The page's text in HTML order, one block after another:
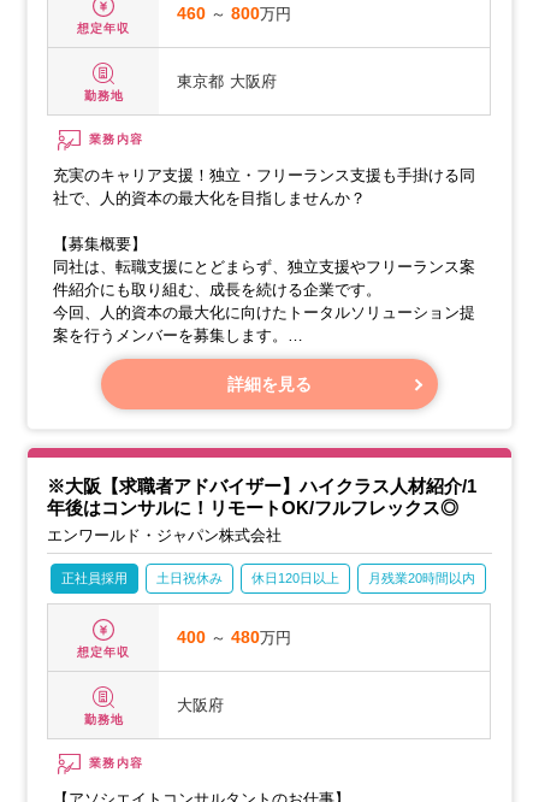
想定年収
460 ～800万円
勤務地
東京都 大阪府
業務内容
充実のキャリア支援！独立・フリーランス支援も手掛ける同
社で、人的資本の最大化を目指しませんか？
【募集概要】
同社は、転職支援にとどまらず、独立支援やフリーランス案
件紹介にも取り組む、成長を続ける企業です。
今回、人的資本の最大化に向けたトータルソリューション提
案を行うメンバーを募集します。
ご経験や適性、ご志向を考慮し、最適なポジションへの配属
を決定します。
詳細を見る
※大阪【求職者アドバイザー】ハイクラス人材紹介/1
年後はコンサルに！リモートOK/フルフレックス◎
エンワールド・ジャパン株式会社
正社員採用 土日祝休み 休日120日以上 月残業20時間以内
想定年収
400 ～480万円
勤務地
大阪府
業務内容